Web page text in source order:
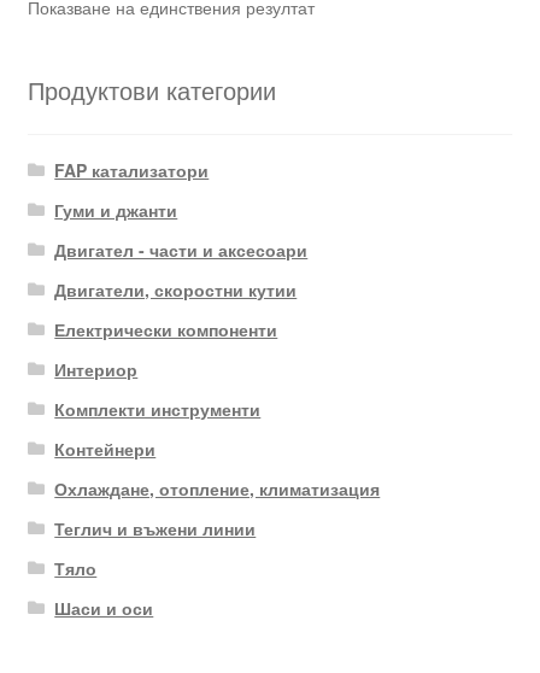
Показване на единствения резултат
Продуктови категории
FAP катализатори
Гуми и джанти
Двигател - части и аксесоари
Двигатели, скоростни кутии
Електрически компоненти
Интериор
Комплекти инструменти
Контейнери
Охлаждане, отопление, климатизация
Теглич и въжени линии
Тяло
Шаси и оси